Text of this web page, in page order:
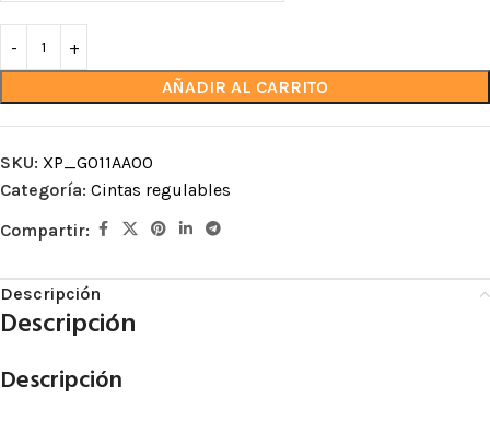
AÑADIR AL CARRITO
SKU: XP_G011AA00
Categoría: Cintas regulables
Compartir:
Descripción
Descripción
Descripción